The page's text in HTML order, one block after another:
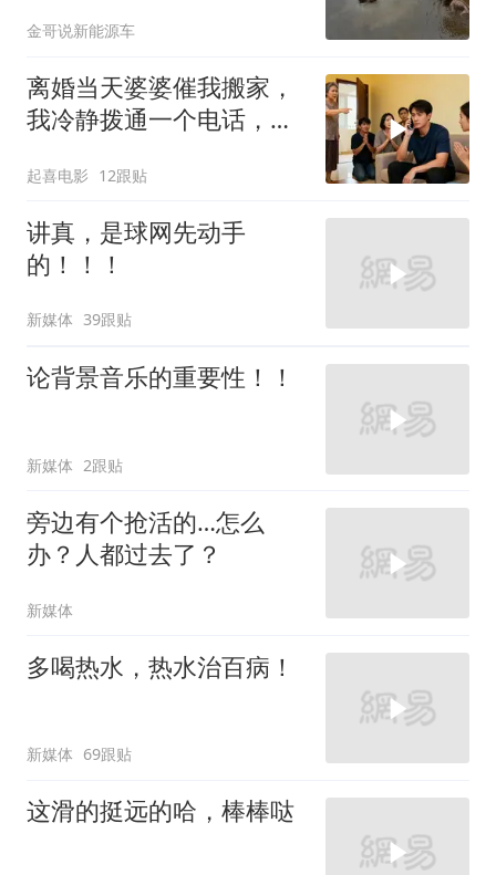
金哥说新能源车
离婚当天婆婆催我搬家，
我冷静拨通一个电话，全
起喜电影 12跟贴
讲真，是球网先动手
的！！！
新媒体 39跟贴
论背景音乐的重要性！！
新媒体 2跟贴
旁边有个抢活的…怎么
办？人都过去了？
新媒体
多喝热水，热水治百病！
新媒体 69跟贴
这滑的挺远的哈，棒棒哒